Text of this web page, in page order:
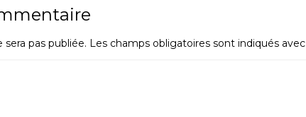
pas publiée. Les champs obligatoires sont indiqués avec